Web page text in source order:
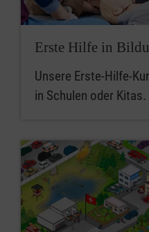
Erste Hilfe in
Unsere Erste-Hilfe-
in Schulen oder Kitas.